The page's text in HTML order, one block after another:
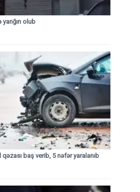
yanğın olub
qəzası baş verib, 5 nəfər yaralanıb